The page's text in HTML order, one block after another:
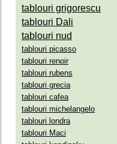
tablouri grigorescu
tablouri Dali
tablouri nud
tablouri picasso
tablouri renoir
tablouri rubens
tablouri grecia
tablouri cafea
tablouri michelangelo
tablouri londra
tablouri Maci